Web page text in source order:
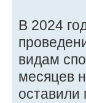
В 2024
видам
месяцев
оставили